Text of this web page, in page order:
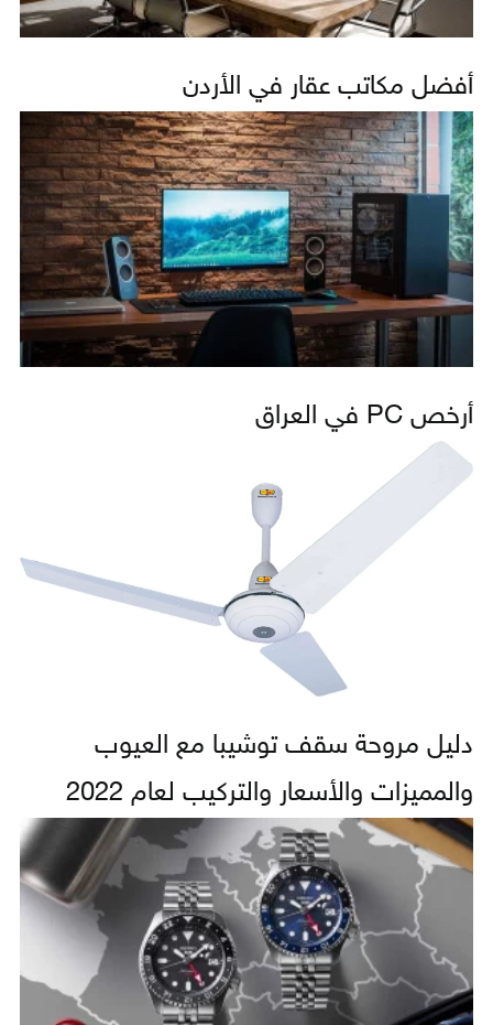
أفضل مكاتب عقار في الأردن
أرخص PC في العراق
دليل مروحة سقف توشيبا مع العيوب
والمميزات والأسعار والتركيب لعام 2022